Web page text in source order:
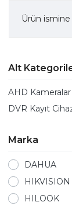
Ürün
Alt
AHD Kameralar
DVR Kayıt
Marka
DAHUA
HIKVISION
HILOOK